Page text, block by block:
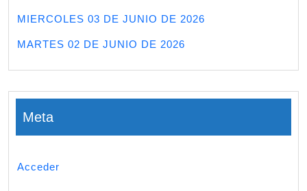
MIERCOLES 03 DE JUNIO DE 2026
MARTES 02 DE JUNIO DE 2026
Meta
Acceder